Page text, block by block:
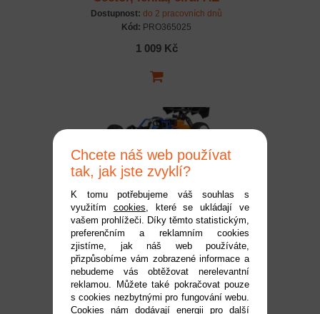
B7
Dostupnost: do 2 pracovních dnů
Kód: PRO365025
1 009 Kč
Pro-Line karosérie 1:8
Sector nenabarvená: AE
RC8B4.1
Dostupnost:
do 2 pracovních dnů
Kód:PRO365700
1 069 Kč
Chcete náš web používat
tak, jak jste zvyklí?
K tomu potřebujeme váš souhlas s
využitím cookies, které se ukládají ve
vašem prohlížeči. Díky těmto statistickým,
preferenčním a reklamním cookies
zjistíme, jak náš web používáte,
přizpůsobíme vám zobrazené informace a
nebudeme vás obtěžovat nerelevantní
reklamou. Můžete také pokračovat pouze
s cookies nezbytnými pro fungování webu.
Cookies nám dodávají energii pro další